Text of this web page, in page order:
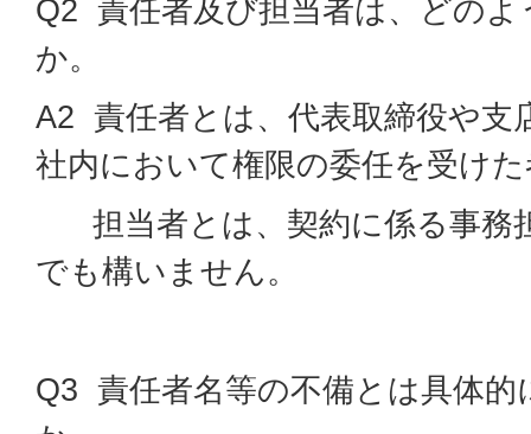
Q2 責任者及び担当者は、どの
か。
A2 責任者とは、代表取締役や支
社内において権限の委任を受け
担当者とは、契約に係る事務
でも構いません。
Q3 責任者名等の不備とは具体